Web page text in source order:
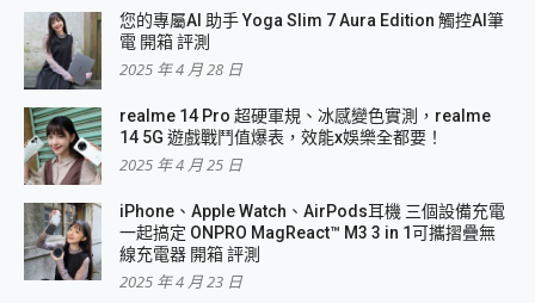
您的專屬AI 助手 Yoga Slim 7 Aura Edition 觸控AI筆
電 開箱 評測
2025 年 4 月 28 日
realme 14 Pro 超硬軍規、冰感變色實測，realme
14 5G 遊戲戰鬥值爆表，效能x娛樂全都要！
2025 年 4 月 25 日
iPhone、Apple Watch、AirPods耳機 三個設備充電
一起搞定 ONPRO MagReact™ M3 3 in 1可攜摺疊無
線充電器 開箱 評測
2025 年 4 月 23 日